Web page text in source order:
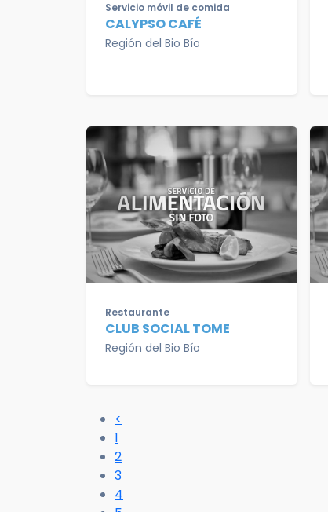
Servicio móvil de comida
CALYPSO CAFÉ
Región del Bio Bío
Restaurante
CLUB SOCIAL TOME
Región del Bio Bío
<
1
2
3
4